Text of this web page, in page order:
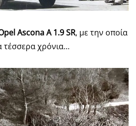
AsconaA1.9SR, με την οποία
τέσσερα χρόνια…